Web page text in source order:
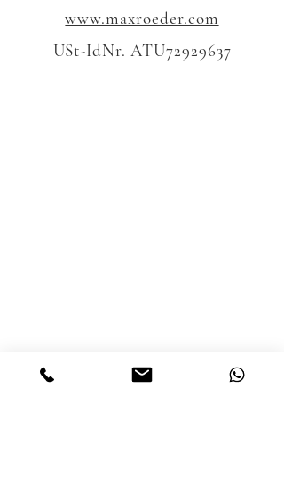
www.maxroeder.com
USt-IdNr. ATU72929637